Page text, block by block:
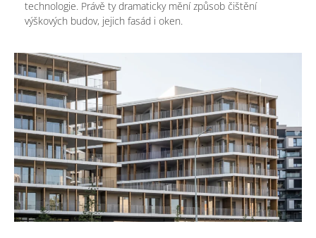
technologie. Právě ty dramaticky mění způsob čištění
výškových budov, jejich fasád i oken.